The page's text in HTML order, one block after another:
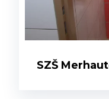
SZŠ